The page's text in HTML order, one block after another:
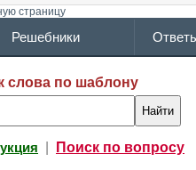
страницу
Решебники
слова по шаблону
Поиск по вопросу